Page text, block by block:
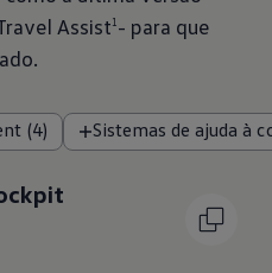
Assist1 - para que
(4) Sistemas de ajuda à